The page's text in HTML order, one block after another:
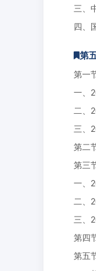
三、
四、
第
第一
一、
二、
三、
第二
第三
一、
二、
三、
第四
第五